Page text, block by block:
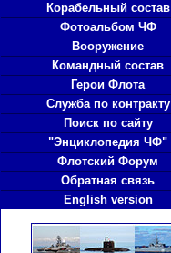
Корабельный состав
Фотоальбом ЧФ
Вооружение
Командный состав
Герои Флота
Служба по контракту
Поиск по сайту
"Энциклопедия ЧФ"
Флотский Форум
Обратная связь
English version